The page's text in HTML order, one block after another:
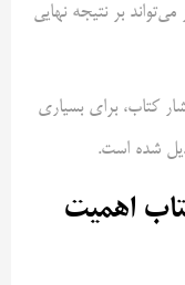
بر نتیجه نهایی
کتاب، برای بسیاری
شده است.
اهمیت